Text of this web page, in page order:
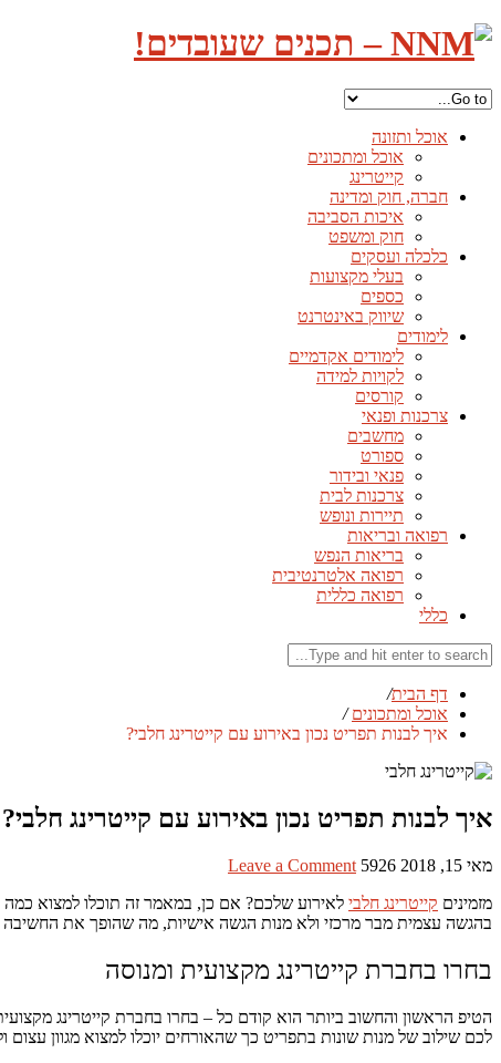
אוכל ותזונה
אוכל ומתכונים
קייטרינג
חברה, חוק ומדינה
איכות הסביבה
חוק ומשפט
כלכלה ועסקים
בעלי מקצועות
כספים
שיווק באינטרנט
לימודים
לימודים אקדמיים
לקויות למידה
קורסים
צרכנות ופנאי
מחשבים
ספורט
פנאי ובידור
צרכנות לבית
תיירות ונופש
רפואה ובריאות
בריאות הנפש
רפואה אלטרנטיבית
רפואה כללית
כללי
דף הבית/
אוכל ומתכונים /
איך לבנות תפריט נכון באירוע עם קייטרינג חלבי?
איך לבנות תפריט נכון באירוע עם קייטרינג חלבי?
מאי 15, 2018 Leave a Comment 5926
מזמינים קייטרינג חלבי לאירוע שלכם? אם כן, במאמר זה תוכלו למצוא
בהגשה עצמית מבר מרכזי ולא מנות הגשה אישיות, מה שהופך את החשיבה
בחרו בחברת קייטרינג מקצועית ומנוסה
הטיפ הראשון והחשוב ביותר הוא קודם כל – בחרו בחברת קייטרינג
לכם שילוב של מנות שונות בתפריט כך שהאורחים יוכלו למצוא מגוון